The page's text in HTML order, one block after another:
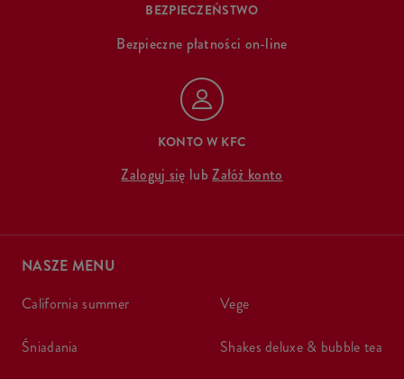
BEZPIECZEŃSTWO
Bezpieczne płatności on-line
KONTO W KFC
Zaloguj się lubZałóż konto
NASZE MENU
california summer
śniadania
vege
shakes deluxe & bubble tea